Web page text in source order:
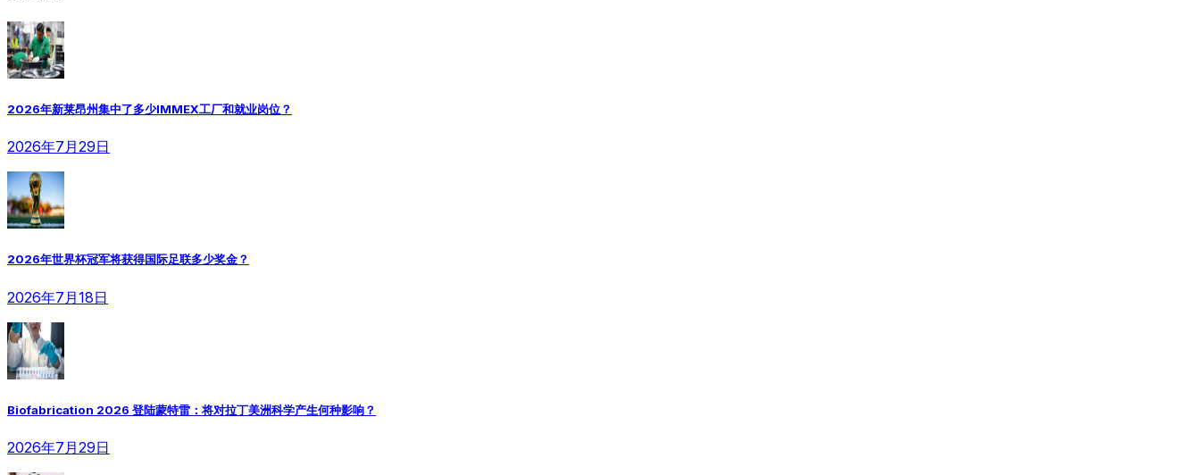
2026年新莱昂州集中了多少IMMEX工厂和就业岗位？
2026年7月29日
2026年世界杯冠军将获得国际足联多少奖金？
2026年7月18日
Biofabrication 2026 登陆蒙特雷：将对拉丁美洲科学产生何种影响？
2026年7月29日